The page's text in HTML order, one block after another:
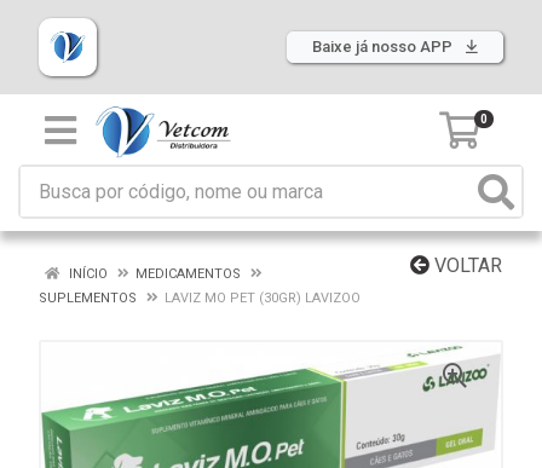
Baixe já nosso APP
0
VOLTAR
INÍCIO
MEDICAMENTOS
SUPLEMENTOS
LAVIZ MO PET (30GR) LAVIZOO